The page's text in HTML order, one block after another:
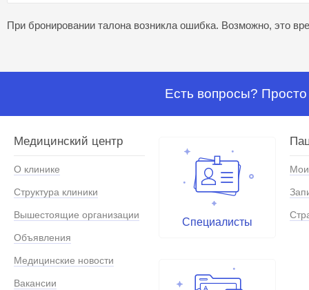
При бронировании талона возникла ошибка. Возможно, это
Есть вопросы?
Медицинский центр
О клинике
Структура клиники
Вышестоящие организации
Объявления
Медицинские новости
Вакансии
Специалисты